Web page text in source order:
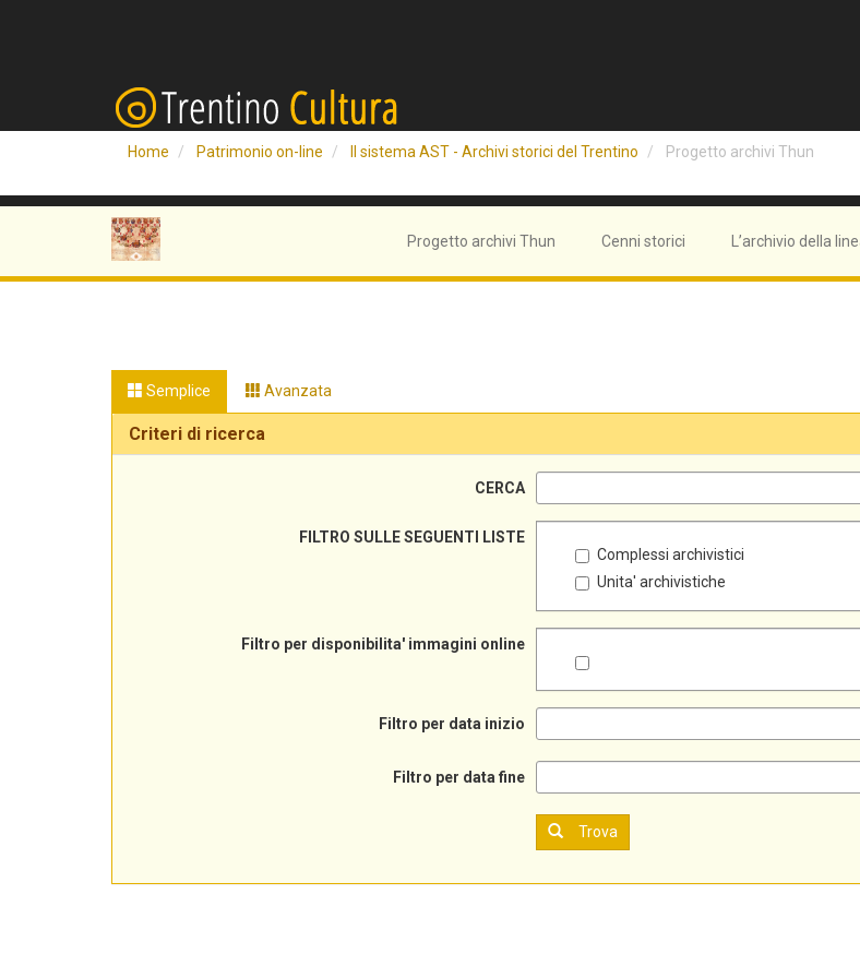
Home Patrimonio on-line Il sistema AST - Archivi storici del Trentino Progetto archivi Thun
Progetto archivi Thun Cenni storici L’archivio della
Semplice Avanzata
Criteri di ricerca
CERCA
FILTRO SULLE SEGUENTI LISTE
Complessi archivistici
Unita' archivistiche
Filtro per disponibilita' immagini online
Filtro per data inizio
Filtro per data fine
Trova